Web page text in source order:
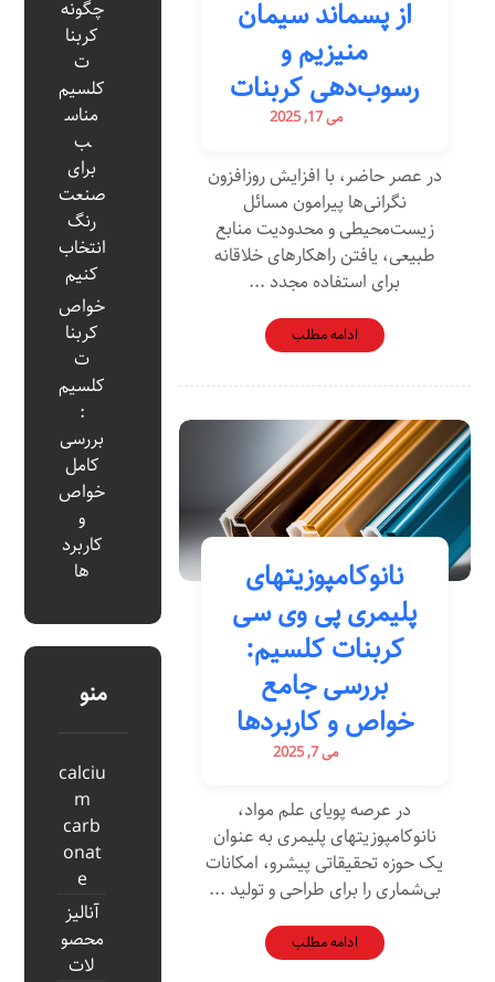
از پسماند سیمان
منیزیم و
رسوب‌دهی کربنات
می 17, 2025
در عصر حاضر، با افزایش روزافزون
نگرانی‌ها پیرامون مسائل
زیست‌محیطی و محدودیت منابع
طبیعی، یافتن راهکارهای خلاقانه
برای استفاده مجدد ...
ادامه مطلب
نانوکامپوزیتهای
پلیمری پی وی سی
کربنات کلسیم:
بررسی جامع
خواص و کاربردها
می 7, 2025
در عرصه پویای علم مواد،
نانوکامپوزیتهای پلیمری به عنوان
یک حوزه تحقیقاتی پیشرو، امکانات
بی‌شماری را برای طراحی و تولید ...
ادامه مطلب
چگونه
کربنا
ت
کلسیم
مناس
ب
برای
صنعت
رنگ
انتخاب
کنیم
خواص
کربنا
ت
کلسیم
:
بررسی
کامل
خواص
و
کاربرد
ها
منو
calciu
m
carb
onat
e
آنالیز
محصو
لات